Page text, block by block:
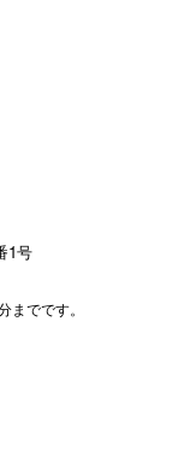
1号
までです。